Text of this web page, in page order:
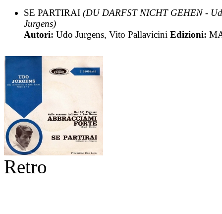
SE PARTIRAI (DU DARFST NICHT GEHEN -
Jurgens)
Autori: Udo Jurgens, Vito Pallavicini Edizioni:
Retro